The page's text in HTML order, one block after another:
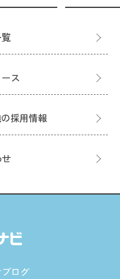
ス
採用情報
ログ